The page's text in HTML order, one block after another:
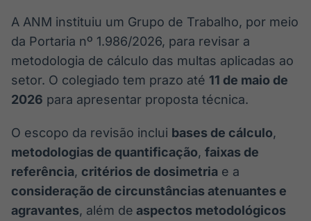
A ANM instituiu um Grupo de Trabalho, por meio
da Portaria nº 1.986/2026, para revisar a
metodologia de cálculo das multas aplicadas ao
setor. O colegiado tem prazo até 11 de maio de
2026 para apresentar proposta técnica.
O escopo da revisão inclui bases de cálculo,
metodologias de quantificação, faixas de
referência, critérios de dosimetria e a
consideração de circunstâncias atenuantes e
agravantes, além de aspectos metodológicos